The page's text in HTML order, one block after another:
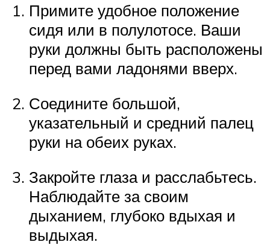
Примите удобное положение
сидя или в полулотосе. Ваши
руки должны быть расположены
перед вами ладонями вверх.
Соедините большой,
указательный и средний палец
руки на обеих руках.
Закройте глаза и расслабьтесь.
Наблюдайте за своим
дыханием, глубоко вдыхая и
выдыхая.